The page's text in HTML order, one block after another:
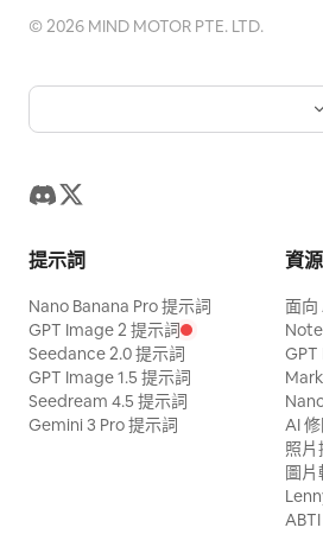
©2026 MIND MOTOR PTE. LTD.
提示詞
Nano Banana Pro 提示詞
GPT Image 2 提示詞
Seedance 2.0 提示詞
GPT Image 1.5 提示詞
Seedream 4.5 提示詞
Gemini 3 Pro 提示詞
資源
面
GPT
AI
照片
圖片